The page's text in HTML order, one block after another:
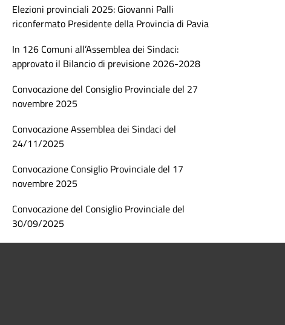
Elezioni provinciali 2025: Giovanni Palli
riconfermato Presidente della Provincia di Pavia
In 126 Comuni all’Assemblea dei Sindaci:
approvato il Bilancio di previsione 2026-2028
Convocazione del Consiglio Provinciale del 27
novembre 2025
Convocazione Assemblea dei Sindaci del
24/11/2025
Convocazione Consiglio Provinciale del 17
novembre 2025
Convocazione del Consiglio Provinciale del
30/09/2025